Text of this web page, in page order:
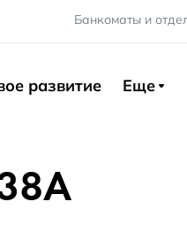
Банкоматы и
развитие Еще